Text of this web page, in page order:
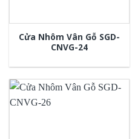
Cửa Nhôm Vân Gỗ SGD-
CNVG-24